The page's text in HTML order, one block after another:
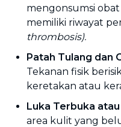
mengonsumsi
memiliki riwayat
thrombosis).
Patah Tulang dan
Tekanan fisik
keretakan atau
Luka Terbuka
area kulit yang